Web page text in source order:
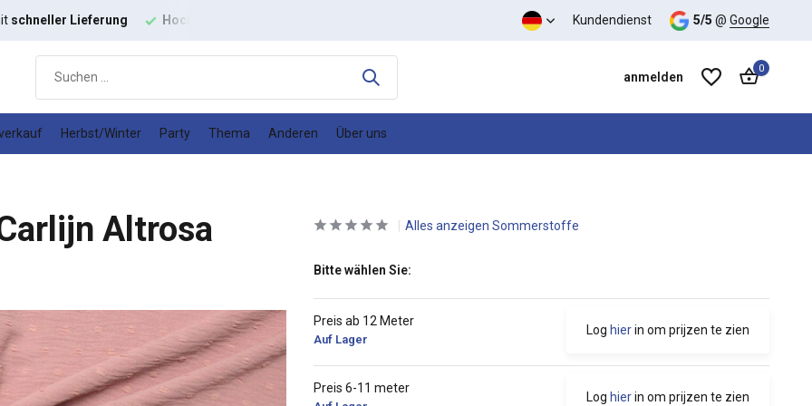
Modestoffe Gutes Kundendienst 5/5 @ Google
anmelden
0
Herbst/Winter Party Thema Anderen Über uns
Altrosa Alles anzeigen Sommerstoffe
Bitte wählen Sie:
Preis ab 12 Meter
Auf Lager
Log hierin om prijzen te zien
Preis 6-11 meter
Log hierin om prijzen te zien